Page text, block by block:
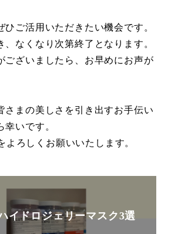
ひご活用いただきたい機会です。
、なくなり次第終了となります。
ございましたら、お早めにお声が
さまの美しさを引き出すお手伝い
幸いです。
よろしくお願いいたします。
イドロジェリーマスク3選